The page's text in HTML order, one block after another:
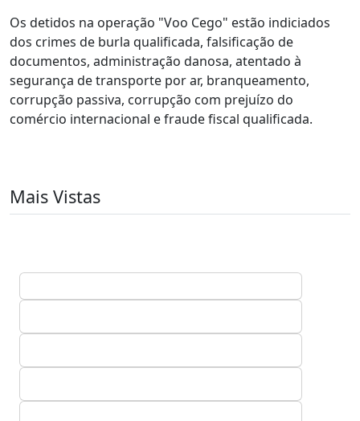
Os detidos na operação "Voo Cego" estão indiciados
dos crimes de burla qualificada, falsificação de
documentos, administração danosa, atentado à
segurança de transporte por ar, branqueamento,
corrupção passiva, corrupção com prejuízo do
comércio internacional e fraude fiscal qualificada.
Mais Vistas